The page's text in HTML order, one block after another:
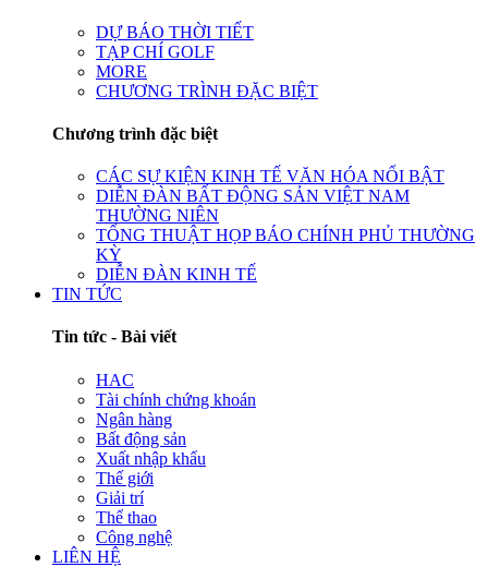
DỰ BÁO THỜI TIẾT
TẠP CHÍ GOLF
MORE
CHƯƠNG TRÌNH ĐẶC BIỆT
Chương trình đặc biệt
CÁC SỰ KIỆN KINH TẾ VĂN HÓA NỔI BẬT
DIỄN ĐÀN BẤT ĐỘNG SẢN VIỆT NAM
THƯỜNG NIÊN
TỔNG THUẬT HỌP BÁO CHÍNH PHỦ THƯỜNG
KỲ
DIỄN ĐÀN KINH TẾ
TIN TỨC
Tin tức - Bài viết
HAC
Tài chính chứng khoán
Ngân hàng
Bất động sản
Xuất nhập khẩu
Thế giới
Giải trí
Thể thao
Công nghệ
LIÊN HỆ